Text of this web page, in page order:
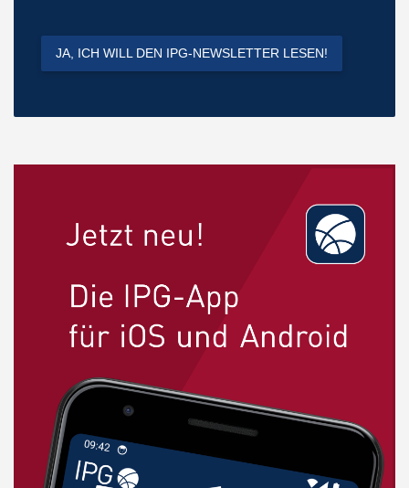
JA, ICH WILL DEN IPG-NEWSLETTER LESEN!